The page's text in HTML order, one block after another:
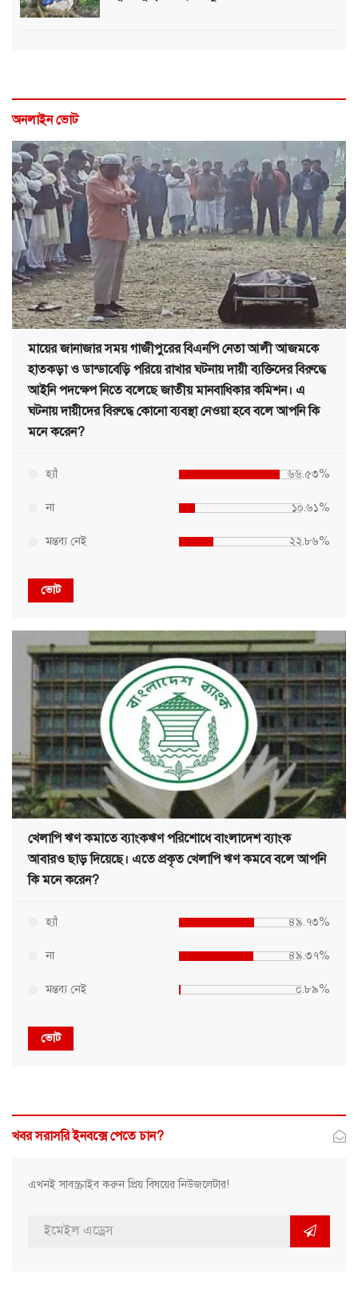
অনলাইন ভোট
মায়ের জানাজার সময় গাজীপুরের বিএনপি নেতা আলী আজমকে
হাতকড়া ও ডান্ডাবেড়ি পরিয়ে রাখার ঘটনায় দায়ী ব্যক্তিদের বিরুদ্ধে
আইনি পদক্ষেপ নিতে বলেছে জাতীয় মানবাধিকার কমিশন। এ
ঘটনায় দায়ীদের বিরুদ্ধে কোনো ব্যবস্থা নেওয়া হবে বলে আপনি কি
মনে করেন?
হ্যাঁ ৬৬.৫৩%
না ১০.৬১%
মন্তব্য নেই ২২.৮৬%
ভোট
খেলাপি ঋণ কমাতে ব্যাংকঋণ পরিশোধে বাংলাদেশ ব্যাংক
আবারও ছাড় দিয়েছে। এতে প্রকৃত খেলাপি ঋণ কমবে বলে আপনি
কি মনে করেন?
হ্যাঁ ৪৯.৭৩%
না ৪৯.৩৭%
মন্তব্য নেই ০.৮৯%
ভোট
খবর সরাসরি ইনবক্সে পেতে চান?
এখনই সাবস্ক্রাইব করুন প্রিয় বিষয়ের নিউজলেটার!